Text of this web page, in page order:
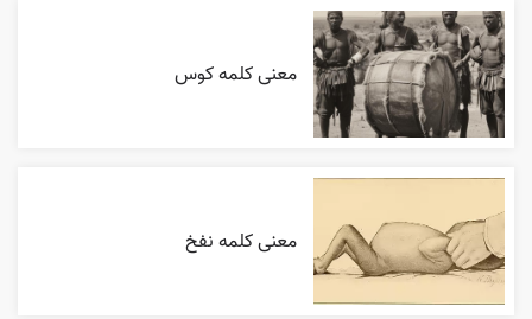
معنی کلمه کوس
معنی کلمه نفخ